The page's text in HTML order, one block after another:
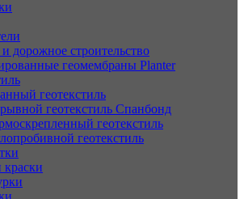
дорожное строительство
геомембраны Planter
геотекстиль
геотекстиль Спанбонд
геотекстиль
геотекстиль